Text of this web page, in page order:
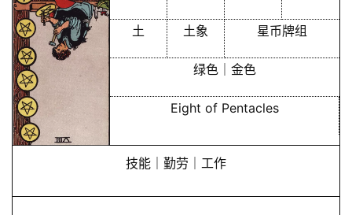
土 土象 星币牌组
绿色｜金色
Eight of Pentacles
技能｜勤劳｜工作